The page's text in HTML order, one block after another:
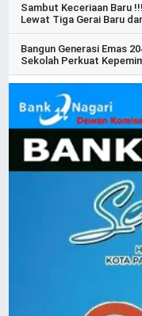
Sambut Keceriaan Baru
Lewat Tiga Gerai Baru
Bangun Generasi Emas
Sekolah Perkuat